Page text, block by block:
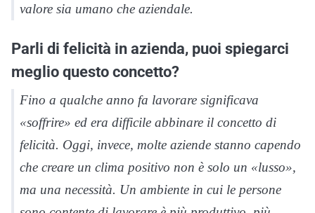
valore sia umano che aziendale.
Parli di felicità in azienda, puoi spiegarci
meglio questo concetto?
Fino a qualche anno fa lavorare significava
«soffrire» ed era difficile abbinare il concetto di
felicità. Oggi, invece, molte aziende stanno capendo
che creare un clima positivo non è solo un «lusso»,
ma una necessità. Un ambiente in cui le persone